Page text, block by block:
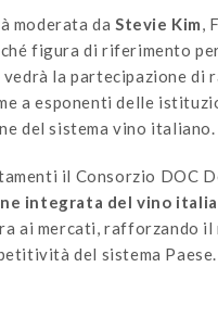
moderata da Stevie Kim,
figura di riferimento
la partecipazione di
a esponenti delle
del sistema vino italiano.
il Consorzio DOC
integrata del vino
ai mercati, rafforzando
del sistema Paese.